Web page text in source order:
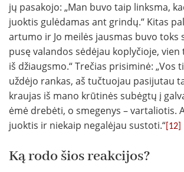
jų pasakojo: „Man buvo taip linksma,
juoktis gulėdamas ant grindų.“ Kitas
artumo ir Jo meilės jausmas buvo toks
pusę valandos sėdėjau koplyčioje,
iš džiaugsmo.“ Trečias prisiminė: „Vos
uždėjo rankas, aš tučtuojau pasijutau
kraujas iš mano krūtinės subėgtų į
ėmė drebėti, o smegenys – vartaliotis.
juoktis ir niekaip negalėjau sustoti.“ [12]
Ką rodo šios reakcijos?